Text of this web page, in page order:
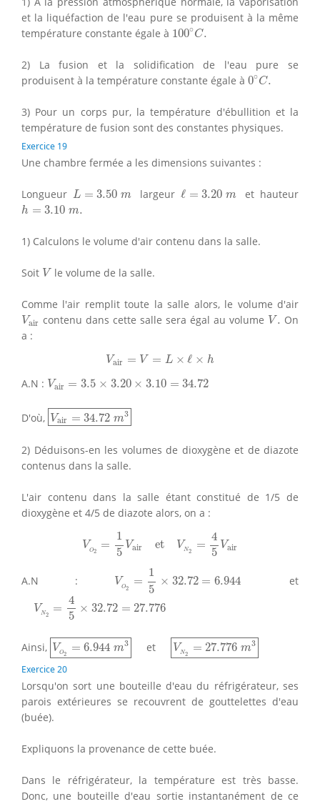
et la liquéfaction de l'eau pure se produisent à la même
température constante égale à 100∘C.
100∘C
2) La fusion et la solidification de l'eau pure se
produisent à la température constante égale à 0∘C.
0∘C
3) Pour un corps pur, la température d'ébullition et la
température de fusion sont des constantes physiques.
Exercice 19
Une chambre fermée a les dimensions suivantes :
LongueurL = 3.50 m
L 3.50m largeurℓ = 3.20 m
ℓ 3.20m et hauteur
h = 3.10 m.
h 3.10m.
1) Calculons le volume d'air contenu dans la salle.
Soit V
V le volume de la salle.
Comme l'air remplit toute la salle alors, le volume d'air
Vair
Vair contenu dans cette salle sera égal au volume V .
V. On
a :
Vair = V = L × ℓ × h
air= L×ℓ ×h
A.N : Vair = 3.5 × 3.20 × 3.10 = 34.72
Vair 3.5×3.20× 3.10=34.72
D'où, Vair = 34.72 m3
Vair=34.72m3
2) Déduisons-en les volumes de dioxygène et de diazote
contenus dans la salle.
L'air contenu dans la salle étant constitué de 1/5 de
dioxygène et 4/5 de diazote alors, on a :
VO2 =
1
5
Vair et VN2 =
4
5
Vair
=1 V
A.N : VO2 =
1
5
× 32.72 = 6.944
1
et
VN2 =
4
5
× 32.72 = 27.776
× 27.776
Ainsi, VO2 = 6.944 m3
VO2=6.944m3
et VN2 = 27.776 m3
N2=27.776m3
Exercice 20
Lorsqu'on sort une bouteille d'eau du réfrigérateur, ses
parois extérieures se recouvrent de gouttelettes d'eau
(buée).
Expliquons la provenance de cette buée.
Dans le réfrigérateur, la température est très basse.
Donc, une bouteille d'eau sortie instantanément de ce